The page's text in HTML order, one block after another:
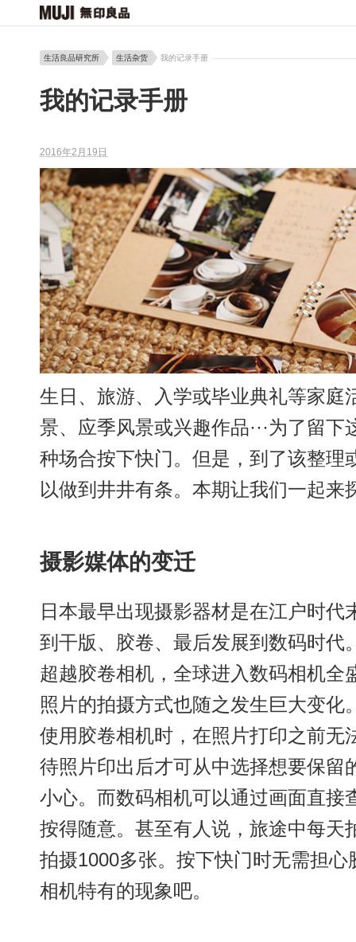
生活良品研究所 生活杂货 我的记录手册
我的记录手册
2016年2月19日
生日、旅游、入学或毕业典礼等家庭
景、应季风景或兴趣作品···为了留
种场合按下快门。但是，到了该整理
以做到井井有条。本期让我们一起来
摄影媒体的变迁
日本最早出现摄影器材是在江户时
到干版、胶卷、最后发展到数码时代
超越胶卷相机，全球进入数码相机全
照片的拍摄方式也随之发生巨大变化
使用胶卷相机时，在照片打印之前无
待照片印出后才可从中选择想要保留
小心。而数码相机可以通过画面直接
按得随意。甚至有人说，旅途中每天
拍摄1000多张。按下快门时无需担
相机特有的现象吧。